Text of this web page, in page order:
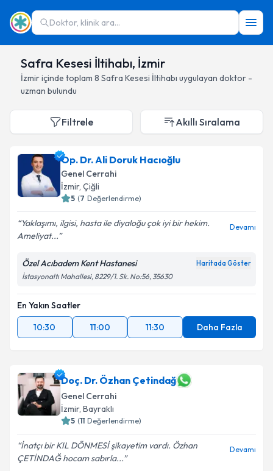
Doktor, klinik ara...
Safra Kesesi İltihabı, İzmir
İzmiriçinde toplam 8 Safra Kesesi İltihabı uygulayan doktor -
uzman bulundu
Filtrele Akıllı Sıralama
Op. Dr. Ali Doruk Hacıoğlu
Genel Cerrahi
İzmir, Çiğli
5 (7 Değerlendirme)
Yaklaşımı, ilgisi, hasta ile diyaloğu çok iyi bir hekim.
Ameliyat...
Devamı
Özel Acıbadem Kent Hastanesi Haritada Göster
İstasyonaltı Mahallesi, 8229/1. Sk. No:56, 35630
En Yakın Saatler
10:30
11:00 11:30 Daha Fazla
Doç. Dr. Özhan Çetindağ
Genel Cerrahi
İzmir, Bayraklı
5 (11 Değerlendirme)
İnatçı bir KIL DÖNMESİ şikayetim vardı. Özhan
ÇETİNDAĞ hocam sabırla...
Devamı